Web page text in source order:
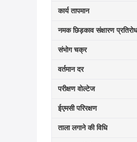
कार्य तापमान
नमक छिड़काव संक्षारण प्रतिरोध
संभोग चक्र
वर्तमान दर
परीक्षण वोल्टेज
ईएमसी परिरक्षण
ताला लगाने की विधि